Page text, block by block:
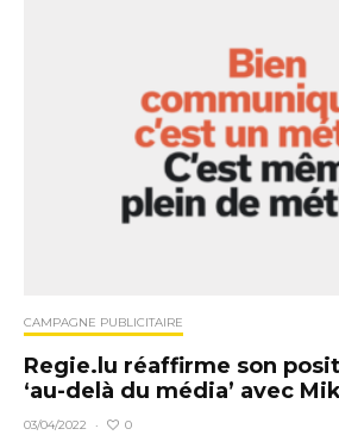
CAMPAGNE PUBLICITAIRE
Regie.lu réaffirme son
‘au-delà du média’ avec
03/04/2022 · 0